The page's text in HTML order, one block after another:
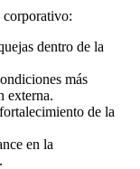
corporativo:
dentro de la
más
externa.
de la
en la